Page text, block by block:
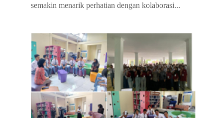
semakin menarik perhatian dengan kolaborasi...